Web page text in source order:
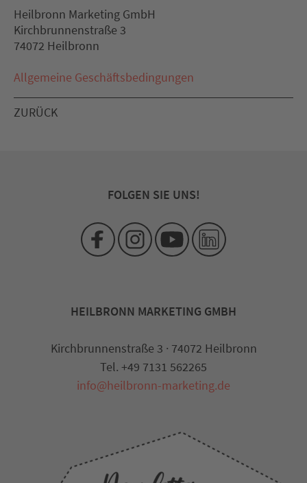
Heilbronn Marketing GmbH
Kirchbrunnenstraße 3
74072 Heilbronn
Allgemeine Geschäftsbedingungen
ZURÜCK
FOLGEN SIE UNS!
HEILBRONN MARKETING GMBH
Kirchbrunnenstraße 3 · 74072 Heilbronn
Tel. +49 7131 562265
info@heilbronn-marketing.de